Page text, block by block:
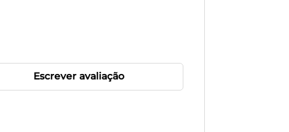
Escrever avaliação